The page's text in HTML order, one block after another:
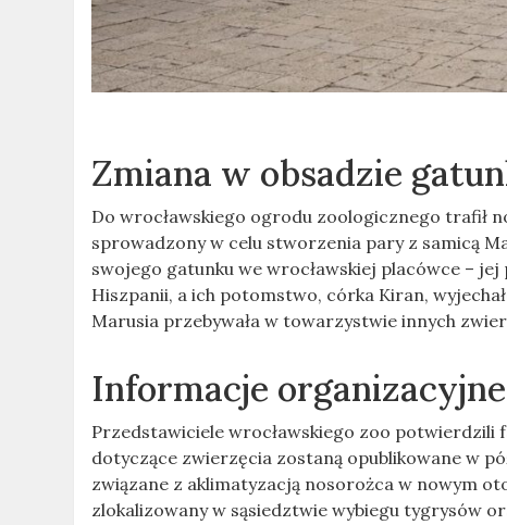
Zmiana w obsadzie
Do wrocławskiego ogrodu zoologicznego trafił
sprowadzony w celu stworzenia pary z samicą
swojego gatunku we wrocławskiej placówce –
Hiszpanii, a ich potomstwo, córka Kiran,
Marusia przebywała w towarzystwie innych
Informacje organizacyjne
Przedstawiciele wrocławskiego zoo potwierdzili
dotyczące zwierzęcia zostaną opublikowane w
związane z aklimatyzacją nosorożca w nowym
zlokalizowany w sąsiedztwie wybiegu tygrysów